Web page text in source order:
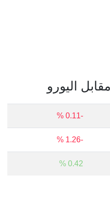
اليورو
-0.11 %
-1.26 %
0.42 %